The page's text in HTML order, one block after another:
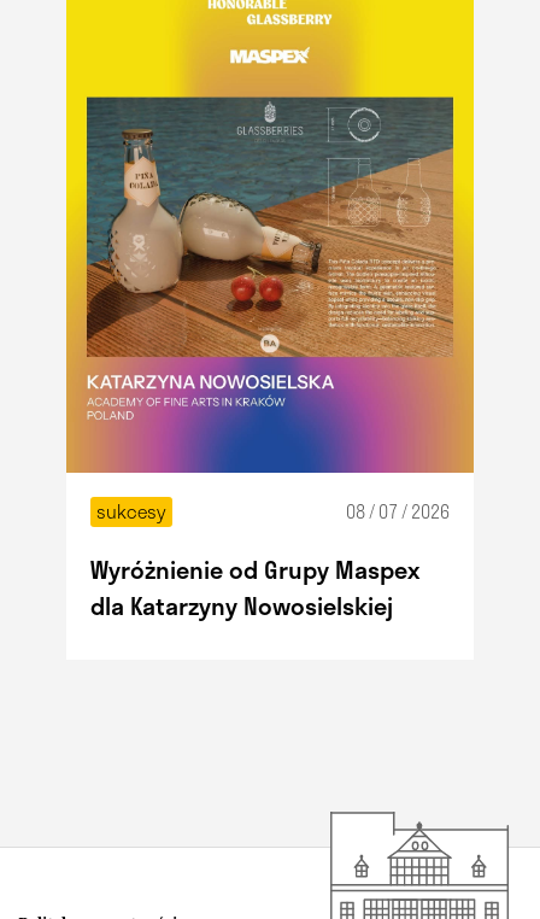
sukcesy 08 / 07 / 2026
Wyróżnienie od Grupy Maspex
dla Katarzyny Nowosielskiej